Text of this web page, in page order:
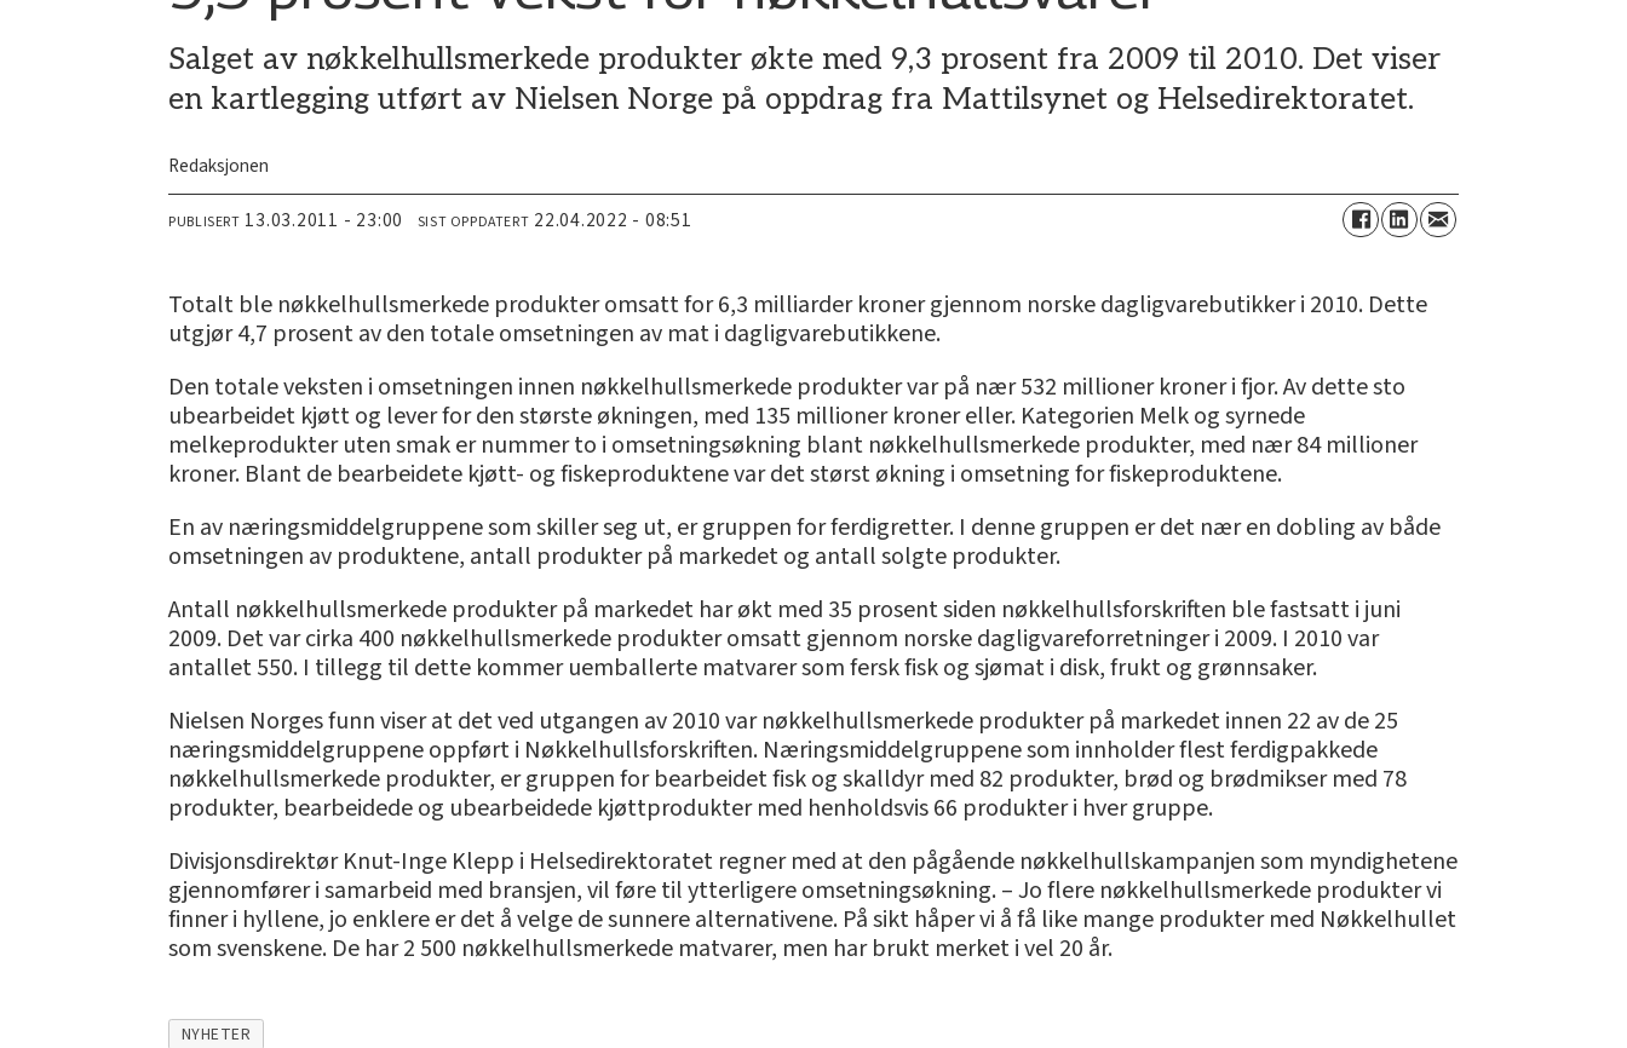
Salget av nøkkelhullsmerkede produkter økte med 9,3 prosent fra 2009 til 2010. Det viser
en kartlegging utført av Nielsen Norge på oppdrag fra Mattilsynet og Helsedirektoratet.
Redaksjonen
PUBLISERT 13.03.2011 - 23:00 SIST OPPDATERT 22.04.2022 - 08:51
Totalt ble nøkkelhullsmerkede produkter omsatt for 6,3 milliarder kroner gjennom norske dagligvarebutikker i 2010. Dette
utgjør 4,7 prosent av den totale omsetningen av mat i dagligvarebutikkene.
Den totale veksten i omsetningen innen nøkkelhullsmerkede produkter var på nær 532 millioner kroner i fjor. Av dette sto
ubearbeidet kjøtt og lever for den største økningen, med 135 millioner kroner eller. Kategorien Melk og syrnede
melkeprodukter uten smak er nummer to i omsetningsøkning blant nøkkelhullsmerkede produkter, med nær 84 millioner
kroner. Blant de bearbeidete kjøtt- og fiskeproduktene var det størst økning i omsetning for fiskeproduktene.
En av næringsmiddelgruppene som skiller seg ut, er gruppen for ferdigretter. I denne gruppen er det nær en dobling av både
omsetningen av produktene, antall produkter på markedet og antall solgte produkter.
Antall nøkkelhullsmerkede produkter på markedet har økt med 35 prosent siden nøkkelhullsforskriften ble fastsatt i juni
2009. Det var cirka 400 nøkkelhullsmerkede produkter omsatt gjennom norske dagligvareforretninger i 2009. I 2010 var
antallet 550. I tillegg til dette kommer uemballerte matvarer som fersk fisk og sjømat i disk, frukt og grønnsaker.
Nielsen Norges funn viser at det ved utgangen av 2010 var nøkkelhullsmerkede produkter på markedet innen 22 av de 25
næringsmiddelgruppene oppført i Nøkkelhullsforskriften. Næringsmiddelgruppene som innholder flest ferdigpakkede
nøkkelhullsmerkede produkter, er gruppen for bearbeidet fisk og skalldyr med 82 produkter, brød og brødmikser med 78
produkter, bearbeidede og ubearbeidede kjøttprodukter med henholdsvis 66 produkter i hver gruppe.
Divisjonsdirektør Knut-Inge Klepp i Helsedirektoratet regner med at den pågående nøkkelhullskampanjen som myndighetene
gjennomfører i samarbeid med bransjen, vil føre til ytterligere omsetningsøkning. – Jo flere nøkkelhullsmerkede produkter vi
finner i hyllene, jo enklere er det å velge de sunnere alternativene. På sikt håper vi å få like mange produkter med Nøkkelhullet
som svenskene. De har 2 500 nøkkelhullsmerkede matvarer, men har brukt merket i vel 20 år.
NYHETER